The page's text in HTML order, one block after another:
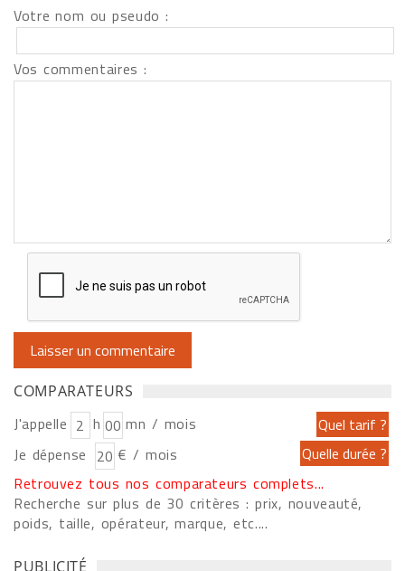
Votre nom ou pseudo :
Vos commentaires :
COMPARATEURS
J'appelle h
mn / mois
Je dépense
€ / mois
Retrouvez tous nos comparateurs complets...
Recherche sur plus de 30 critères : prix, nouveauté,
poids, taille, opérateur, marque, etc....
PUBLICITÉ